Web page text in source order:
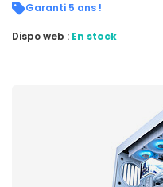
Garanti 5 ans !
Dispo web : En stock